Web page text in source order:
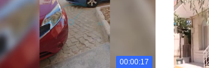
00:00:17